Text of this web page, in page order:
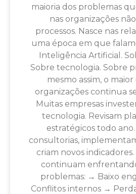
maioria dos problemas
nas organizações
processos. Nasce nas
uma época em que
Inteligência Artificial.
Sobre tecnologia. Sobre
mesmo assim, o
organizações continua
Muitas empresas
tecnologia. Revisam
estratégicos todo
consultorias,
criam novos indicadores.
continuam
problemas: → Baixo
Conflitos internos →